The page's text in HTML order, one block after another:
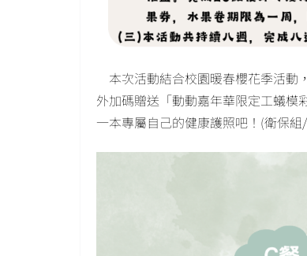
本次活動結合校園暖春櫻花季活動
外加碼贈送「動動嘉年華限定工蟻
一本專屬自己的健康護照吧！(衛保組